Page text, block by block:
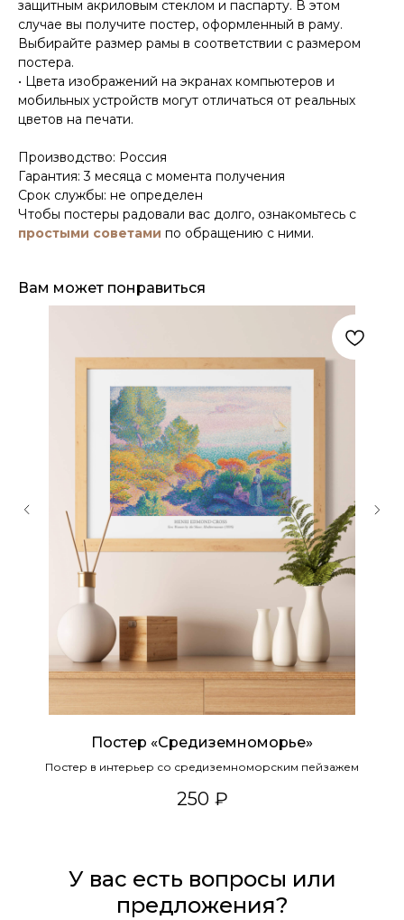
защитным акриловым стеклом и паспарту. В этом
случае вы получите постер, оформленный в раму.
Выбирайте размер рамы в соответствии с размером
постера.
• Цвета изображений на экранах компьютеров и
мобильных устройств могут отличаться от реальных
цветов на печати.
Производство: Россия
Гарантия: 3 месяца с момента получения
Срок службы: не определен
Чтобы постеры радовали вас долго, ознакомьтесь с
простыми советами по обращению с ними.
Вам может понравиться
Постер «Средиземноморье»
Постер в интерьер со средиземноморским пейзажем
250 ₽
У вас есть вопросы или
предложения?